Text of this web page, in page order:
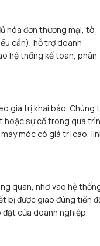
hóa đơn thương mại, tờ
cần), hỗ trợ doanh
hệ thống kế toán, phân
giá trị khai báo. Chúng
hoặc sự cố trong quá
móc có giá trị cao,
quan, nhờ vào hệ
bị được giao đúng tiến
của doanh nghiệp.